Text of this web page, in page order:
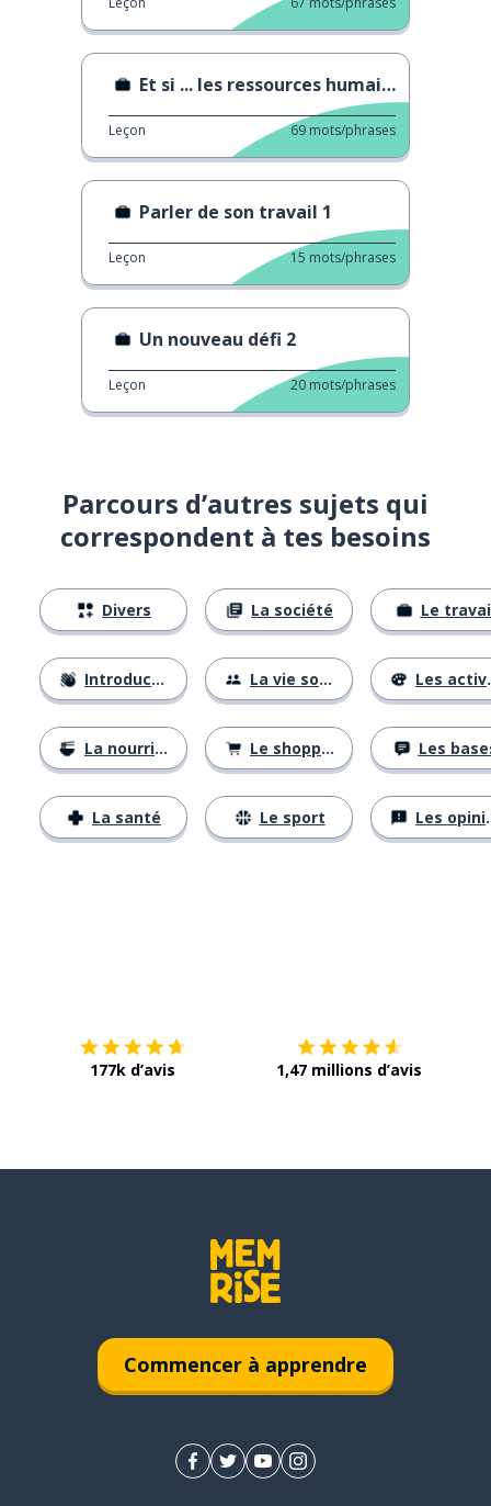
Et si ... les ressources humaines étaient honnêtes
Leçon 69 mots/phrases
Parler de son travail 1
Leçon 15 mots/phrases
Un nouveau défi 2
Leçon 20 mots/phrases
Parcours d’autres sujets qui
correspondent à tes besoins
Divers
Introductions
La nourriture
La santé
La société
La vie sociale
Le shopping
Le sport
Le
Les activités
Les
Les opinions
177k d’avis 1,47 millions d’avis
Commencer à apprendre